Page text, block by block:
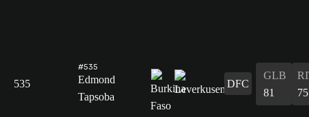
535
#535
Edmond
Tapsoba
DFC
GLB
81
75